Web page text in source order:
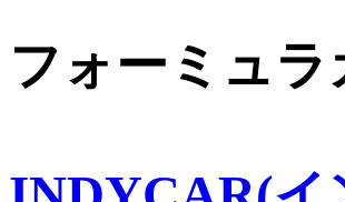
フォーミュラ